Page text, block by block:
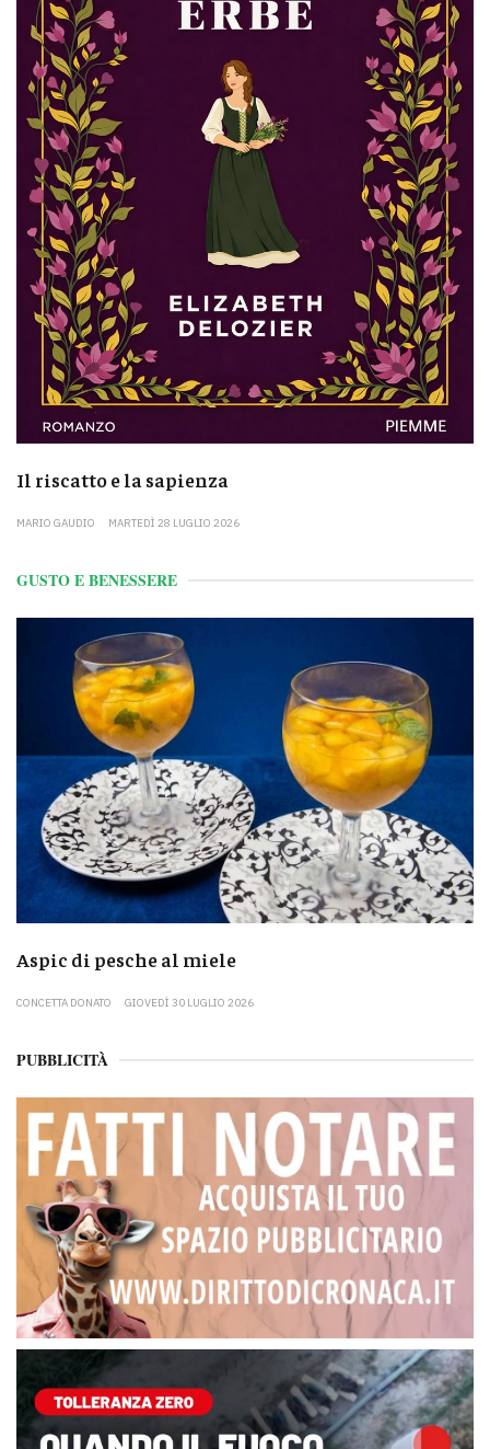
Il riscatto e la sapienza
MARIO GAUDIO MARTEDÌ 28 LUGLIO 2026
GUSTO E BENESSERE
Aspic di pesche al miele
CONCETTA DONATO GIOVEDÌ 30 LUGLIO 2026
PUBBLICITÀ